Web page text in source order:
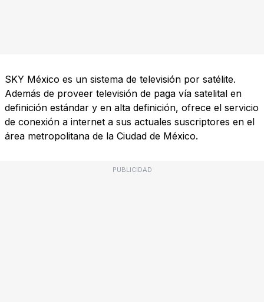
SKY México es un sistema de televisión por satélite.
Además de proveer televisión de paga vía satelital en
definición estándar y en alta definición, ofrece el servicio
de conexión a internet a sus actuales suscriptores en el
área metropolitana de la Ciudad de México.
PUBLICIDAD